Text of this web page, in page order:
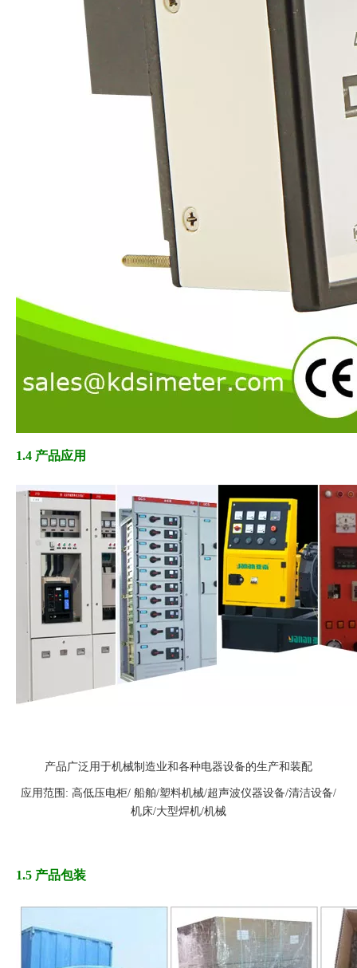
1.4 产品应用
产品广泛用于机械制造业和各种电器设备的生产和装配
应用范围: 高低压电柜/ 船舶/塑料机械/超声波仪器设备/清洁设备/
机床/大型焊机/机械
1.5 产品包装